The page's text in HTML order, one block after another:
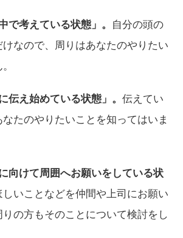
で考えている状態」。
自分の頭の
なので、周りはあなたのやりたい
伝え始めている状態」。 伝えてい
たのやりたいことを知ってはいま
向けて周囲へお願いをしている状
いことなどを仲間や上司にお願い
りの方もそのことについて検討をし